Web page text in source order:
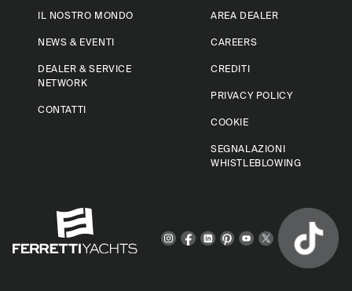
IL NOSTRO MONDO
NEWS & EVENTI
DEALER & SERVICE
NETWORK
CONTATTI
AREA DEALER
CAREERS
CREDITI
PRIVACY POLICY
COOKIE
SEGNALAZIONI
WHISTLEBLOWING